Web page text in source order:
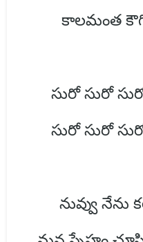
కాలమంత
సురో సురో
సురో సురో
నువ్వు నేను